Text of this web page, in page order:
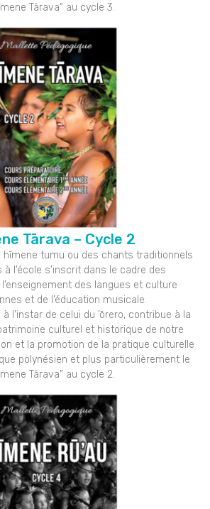
Tārava” au cycle 3.
Tārava – Cycle 2
hīmene tumu ou des chants traditionnels
à l’école s’inscrit dans le cadre des
des langues et culture
et de l’éducation musicale.
l’instar de celui du ’ōrero, contribue à la
culturel et historique de notre
et la promotion de la pratique culturelle
polynésien et plus particulièrement le
Tārava” au cycle 2.